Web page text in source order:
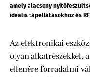
amely alacsony
ideális tápellátásokhoz és
Az elektronikai
olyan alkatrészekkel,
ellenére forradalmi